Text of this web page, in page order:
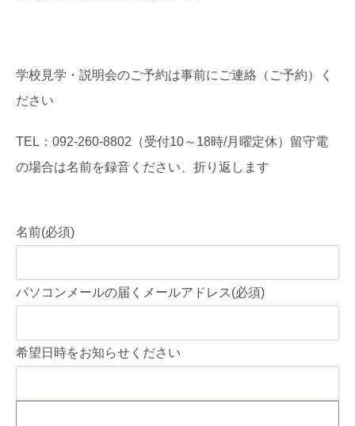
学校見学・説明会のご予約は事前にご連絡（ご予約）く
ださい
TEL：092-260-8802（受付10～18時/月曜定休）留守電
の場合は名前を録音ください、折り返します
名前(必須)
パソコンメールの届くメールアドレス (必須)
希望日時をお知らせください